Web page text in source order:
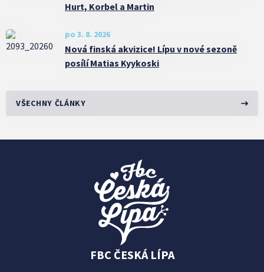
Hurt, Korbel a Martin
po 3. 8. 2026
Nová finská akvizice! Lípu v nové sezoně
posílí Matias Kyykoski
VŠECHNY ČLÁNKY
FBC ČESKÁ LÍPA